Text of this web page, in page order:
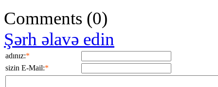
Comments (0)
Şərh əlavə edin
adınız:*
sizin E-Mail:*